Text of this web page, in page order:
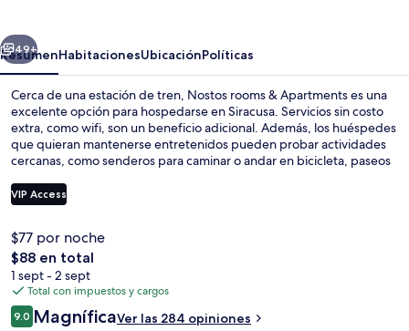
Siguiente
49+
ResumenHabitacionesUbicaciónPolíticas
Cerca de una estación de tren, Nostos rooms & Apartments es una
excelente opción para hospedarse en Siracusa. Servicios sin costo
extra, como wifi, son un beneficio adicional. Además, los huéspedes
que quieran mantenerse entretenidos pueden probar actividades
cercanas, como senderos para caminar o andar en bicicleta, paseos
VIP Access
$77 por noche
El
precio
total
es
de
$88 en total
1 sept - 2 sept
Total con impuestos y cargos
Opiniones
9.09.0 de 10,
MagníficaVer las 284 opiniones